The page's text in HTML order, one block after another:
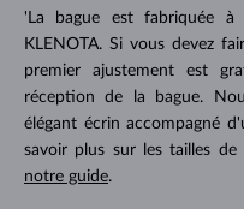
'La bague est fabriquée
KLENOTA. Si vous devez
premier ajustement est
réception de la bague.
élégant écrin accompagné
savoir plus sur les tailles de
notre guide.